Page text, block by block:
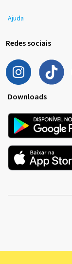
Ajuda
Redes sociais
Downloads